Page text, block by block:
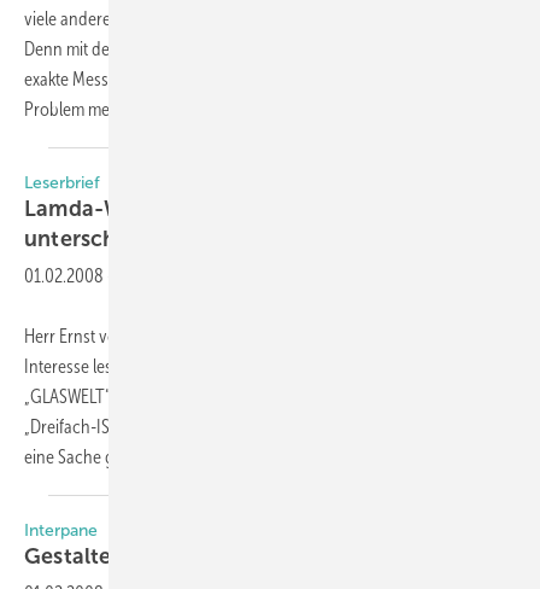
viele andere Handwerker, die mit Innenmaßen zu tun haben, freuen.
Denn mit dem neuen verlängerbaren Holzgliedermaßstab ist das
exakte Messen von Zwischenräumen zwischen 24 cm und 2,20 m kein
Problem mehr. Der Holzgliedermaßstab
Leserbrief
Lamda-Wert für Kiefer- und Fichtenholz
­unterschiedlich?
01.02.2008
Herr Ernst von dem Fensterbauer Moser schrieb: Mit großem
Interesse lese ich gerne Fachzeitschriften, so auch die Zeitschrift
„GLASWELT“. In der Ausgabe 01/2008 Seite 14 + 15 las ich den Bericht
„Dreifach-ISO in der Praxis“. Dabei bin ich im vorletzten Abschnitt auf
eine Sache gestoßen, der
Interpane
Gestalten mit